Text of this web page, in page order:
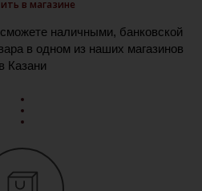
в магазине
наличными, банковской
в одном из наших магазинов
в Казани